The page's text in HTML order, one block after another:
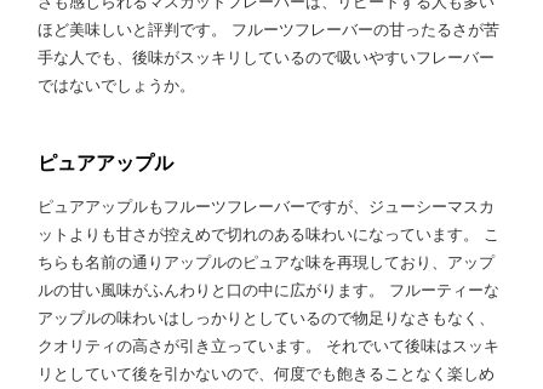
ほど美味しいと評判です。 フルーツフレーバーの甘ったるさが苦
手な人でも、後味がスッキリしているので吸いやすいフレーバー
ではないでしょうか。
ピュアアップル
ピュアアップルもフルーツフレーバーですが、ジューシーマスカ
ットよりも甘さが控えめで切れのある味わいになっています。 こ
ちらも名前の通りアップルのピュアな味を再現しており、アップ
ルの甘い風味がふんわりと口の中に広がります。 フルーティーな
アップルの味わいはしっかりとしているので物足りなさもなく、
クオリティの高さが引き立っています。 それでいて後味はスッキ
リとしていて後を引かないので、何度でも飽きることなく楽しめ